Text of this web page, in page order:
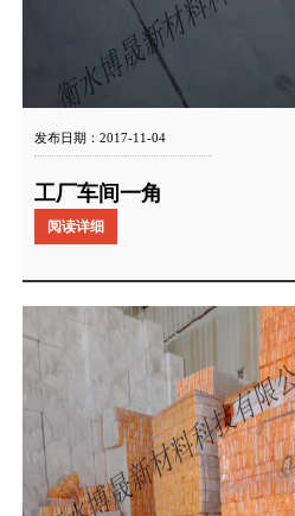
发布日期：2017-11-04
工厂车间一角
阅读详细